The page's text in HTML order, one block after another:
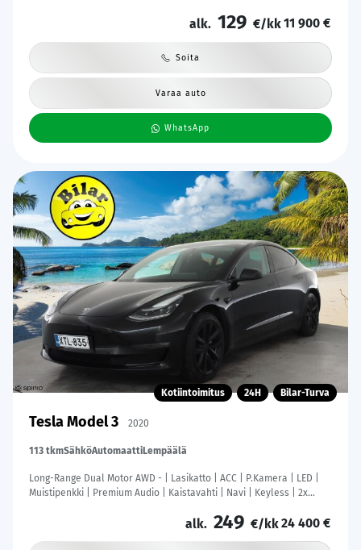
alk. 129 €/kk11 900 €
Soita
Varaa auto
WhatsApp
Kotiintoimitus 24H Bilar-Turva
Tesla Model 3 2020
113 tkmSähköAutomaattiLempäälä
Long-Range Dual Motor AWD - | Lasikatto | ACC | P.Kamera | LED |
Muistipenkki | Premium Audio | Kaistavahti | Navi | Keyless | 2x
alk. 249 €/kk24 400 €